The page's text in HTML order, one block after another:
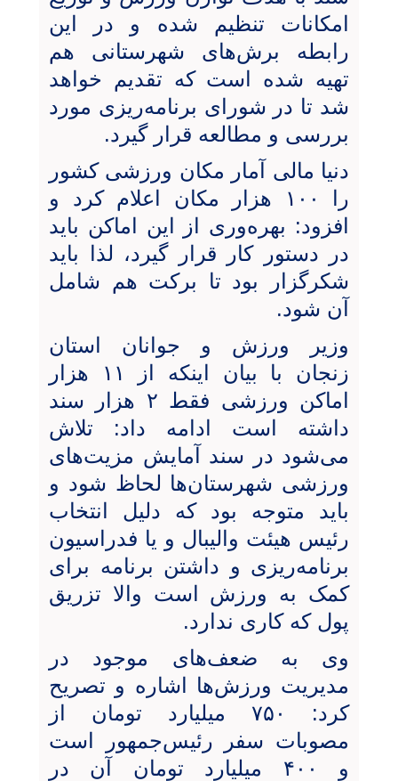
امکانات تنظیم شده و در این
رابطه برش‌های شهرستانی هم
تهیه شده است که تقدیم خواهد
شد تا در شورای برنامه‌ریزی مورد
بررسی و مطالعه قرار گیرد.
دنیا مالی آمار مکان ورزشی کشور
را ۱۰۰ هزار مکان اعلام کرد و
افزود: بهره‌وری از این اماکن باید
در دستور کار قرار گیرد، لذا باید
شکرگزار بود تا برکت هم شامل
آن شود.
وزیر ورزش و جوانان استان
زنجان با بیان اینکه از ۱۱ هزار
اماکن ورزشی فقط ۲ هزار سند
داشته است‌ ادامه داد: تلاش
می‌شود در سند آمایش مزیت‌های
ورزشی شهرستان‌ها لحاظ شود و
باید متوجه بود که دلیل انتخاب
رئیس هیئت والیبال و یا فدراسیون
برنامه‌ریزی و داشتن برنامه برای
کمک به ورزش است والا تزریق
پول که کاری ندارد.
وی به ضعف‌های موجود در
مدیریت ورزش‌ها اشاره و تصریح
کرد: ۷۵۰ میلیارد تومان از
مصوبات سفر رئیس‌جمهور است
و ۴۰۰ میلیارد تومان آن در